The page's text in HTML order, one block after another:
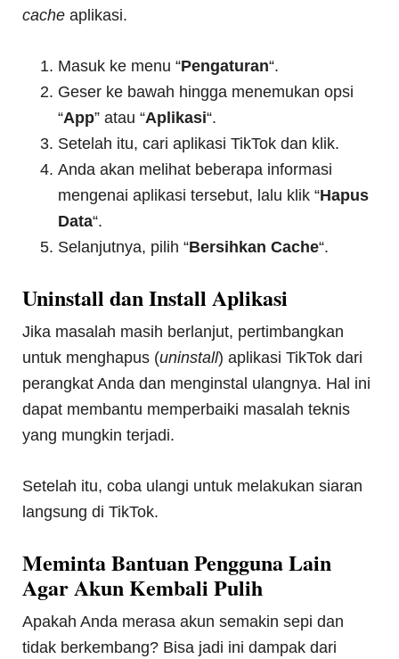
cacheaplikasi.
Masuk ke menu “Pengaturan“.
Geser ke bawah hingga menemukan opsi
“App” atau “Aplikasi“.
Setelah itu, cari aplikasi TikTok dan klik.
Anda akan melihat beberapa informasi
mengenai aplikasi tersebut, lalu klik “Hapus
Data“.
Selanjutnya, pilih “Bersihkan Cache“.
Uninstall dan Install Aplikasi
Jika masalah masih berlanjut, pertimbangkan
untuk menghapus (uninstall) aplikasi TikTok dari
perangkat Anda dan menginstal ulangnya. Hal ini
dapat membantu memperbaiki masalah teknis
yang mungkin terjadi.
Setelah itu, coba ulangi untuk melakukan siaran
langsung di TikTok.
Meminta Bantuan Pengguna Lain
Agar Akun Kembali Pulih
Apakah Anda merasa akun semakin sepi dan
tidak berkembang? Bisa jadi ini dampak dari